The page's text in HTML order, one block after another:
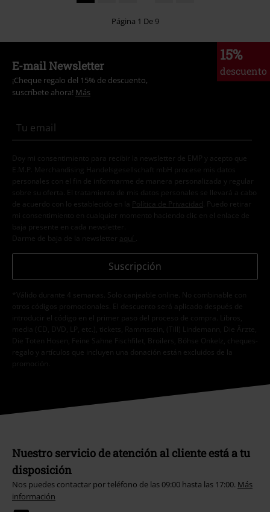
Página 1 De 9
15%
descuento
E-mail Newsletter
¡Cheque regalo del 15% de descuento,
suscríbete ahora! Más
Doy mi consentimiento para recibir la newsletter de EMP y acepto que
E.M.P. Merchandising Handelsgesellschaft mbH procese mis datos
personales con el fin de informarme de manera personalizada y regular
sobre su oferta. El tratamiento de mis datos personales se llevará a cabo
de acuerdo con lo establecido en la
Política de Privacidad . Puedo retirar
mi consentimiento en cualquier momento haciendo clic en el enlace de
baja presente en cada newsletter.
Darme de baja de la newsletter
aquí
Suscripción
*Válido durante 4 semanas. Solo canjeable online. No combinable con
otros códigos promocionales. El descuento será aplicado después de
introducir el código en el primer paso del proceso de compra. Libros,
media (CD, DVD, LP, etc.), tickets, Rammstein, (Till) Lindemann, Die Ärzte,
Die Toten Hosen, Feine Sahne Fischfilet, Broilers, Böhse Onkelz, cheques-
regalo y artículos que incluyen una donación están excluidos de la
promoción.
Nuestro servicio de atención al cliente está a tu
disposición
Nos puedes contactar por teléfono de las 09:00 hasta las 17:00. Más
información